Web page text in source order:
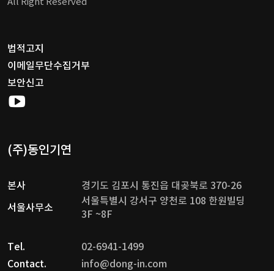
All Right Reserved
법적고지
이메일무단수집거부
보안신고
(주)동인기연
본사
경기도 김포시 통진읍 대곶북로 370-26
서울사무소
서울특별시 강서구 양천로 108 한원빌딩
3F ~8F
Tel.
02-6941-1499
Contact.
info@dong-in.com